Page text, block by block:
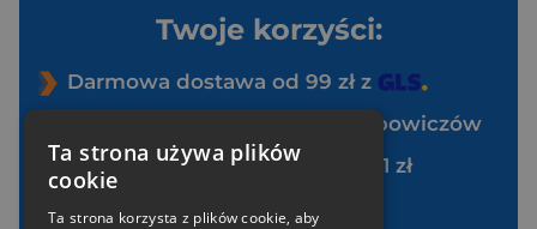
Twoje korzyści:
Darmowa dostawa od 99 zł z
Specjalne zniżki tylko dla klubowiczów
Pakiet zakładek Art Ladies za 1 zł
Brak opłat za uczestnictwo
Ta strona używa plików
cookie
Ta strona korzysta z plików cookie, aby